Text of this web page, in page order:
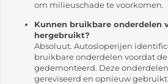
om milieuschade te voorkomen.
Kunnen bruikbare onderdelen
hergebruikt?
Absoluut. Autosloperijen
bruikbare onderdelen voordat
gedemonteerd. Deze
gereviseerd en opnieuw gebruikt.